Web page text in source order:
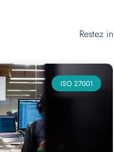
Restez
ISO 27001